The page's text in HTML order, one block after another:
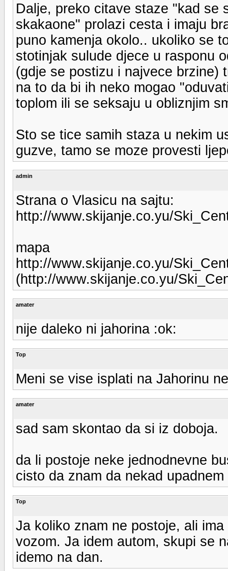
Dalje, preko citave staze "kad se
skakaone" prolazi cesta i imaju
puno kamenja okolo.. ukoliko se
stotinjak sulude djece u rasponu
(gdje se postizu i najvece brzine)
na to da bi ih neko mogao
toplom ili se seksaju u obliznjim
Sto se tice samih staza u nekim
guzve, tamo se moze provesti
admin
Strana o Vlasicu na sajtu:
http://www.skijanje.co.yu/
mapa
http://www.skijanje.co.yu/
(http://www.skijanje.co.yu/
amater
nije daleko ni jahorina :ok:
Top
Meni se vise isplati na Jahorinu
amater
sad sam skontao da si iz doboja.
da li postoje neke jednodnevne
cisto da znam da nekad
Top
Ja koliko znam ne postoje, ali
vozom. Ja idem autom, skupi se
idemo na dan.